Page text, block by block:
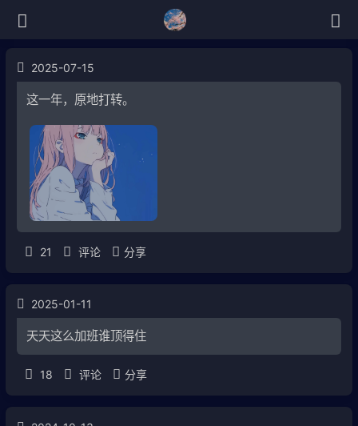
2025-07-15
这一年，原地打转。
21 评论 分享
2025-01-11
天天这么加班谁顶得住
18 评论 分享